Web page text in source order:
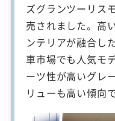
ズグランツーリス
売されました。高
ンテリアが融合し
車市場でも人気モ
ーツ性が高いグレ
リューも高い傾向で